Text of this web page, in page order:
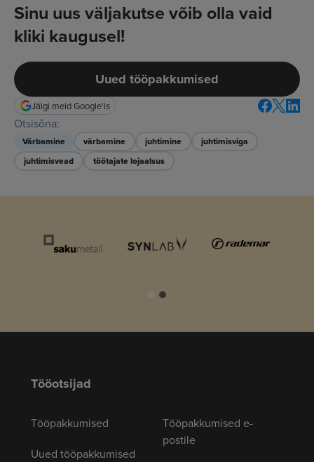
Sinu uus väljakutse võib olla vaid
kliki kaugusel!
Otsisõna:
Värbamine värbamine juhtimine
juhtimisviga
juhtimisvead
töötajate lojaalsus
Uued tööpakkumised
Jälgi meid Google'is
Tööotsijad
Tööpakkumised
Uued tööpakkumised
Tööpakkumised e-
postile